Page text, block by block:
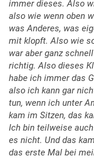
immer dieses. Also
also wie wenn oben
was Anderes, was
mit klopft. Also wie
war aber ganz
richtig. Also dieses
habe ich immer das
also ich kann gar
tun, wenn ich unter
kam im Sitzen, das
Ich bin teilweise
es nicht. Und das
das erste Mal bei